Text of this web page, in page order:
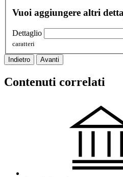
Vuoi aggiungere altri
Dettaglio
caratteri
Indietro Avanti
Contenuti correlati